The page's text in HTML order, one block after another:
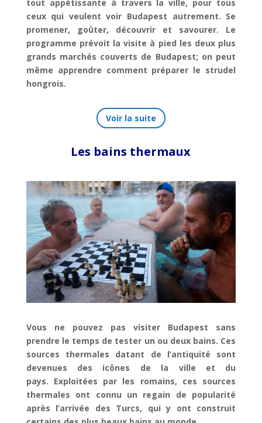
tout appétissante à travers la ville, pour tous
ceux qui veulent voir Budapest autrement. Se
promener, goûter, découvrir et savourer. Le
programme prévoit la visite à pied les deux plus
grands marchés couverts de Budapest; on peut
même apprendre comment préparer le strudel
hongrois.
Voir la suite
Les bains thermaux
Vous ne pouvez pas visiter Budapest sans
prendre le temps de tester un ou deux bains. Ces
sources thermales datant de l’antiquité sont
devenues des icônes de la ville et du
pays. Exploitées par les romains, ces sources
thermales ont connu un regain de popularité
après l’arrivée des Turcs, qui y ont construit